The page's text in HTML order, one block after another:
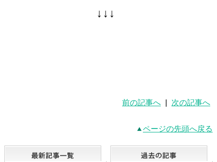
↓↓↓
前の記事へ 次の記事へ
ページの先頭へ戻る
最新記事一覧